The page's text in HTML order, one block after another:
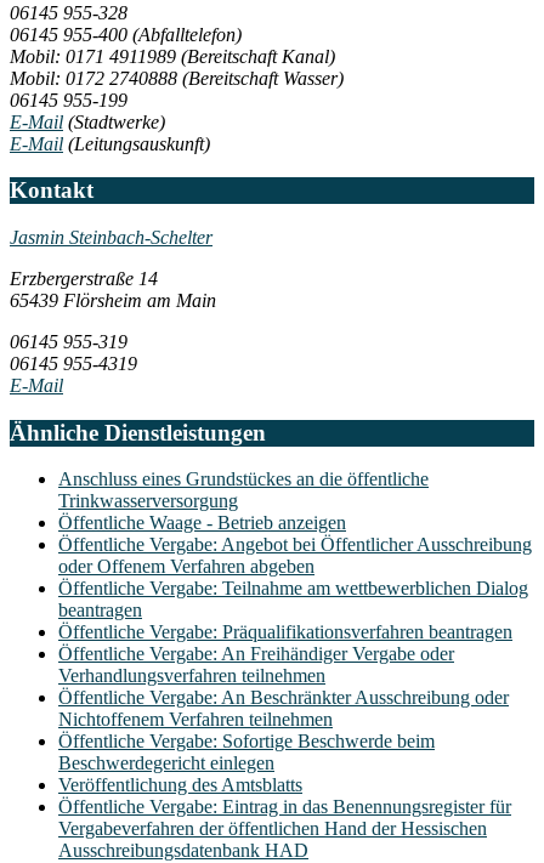
06145 955-328
06145 955-400 (Abfalltelefon)
Mobil: 0171 4911989 (Bereitschaft Kanal)
Mobil: 0172 2740888 (Bereitschaft Wasser)
06145 955-199
E-Mail (Stadtwerke)
E-Mail (Leitungsauskunft)
Kontakt
Jasmin Steinbach-Schelter
Erzbergerstraße 14
65439 Flörsheim am Main
06145 955-319
06145 955-4319
E-Mail
Ähnliche Dienstleistungen
Anschluss eines Grundstückes an die öffentliche
Trinkwasserversorgung
Öffentliche Waage - Betrieb anzeigen
Öffentliche Vergabe: Angebot bei Öffentlicher Ausschreibung
oder Offenem Verfahren abgeben
Öffentliche Vergabe: Teilnahme am wettbewerblichen Dialog
beantragen
Öffentliche Vergabe: Präqualifikationsverfahren beantragen
Öffentliche Vergabe: An Freihändiger Vergabe oder
Verhandlungsverfahren teilnehmen
Öffentliche Vergabe: An Beschränkter Ausschreibung oder
Nichtoffenem Verfahren teilnehmen
Öffentliche Vergabe: Sofortige Beschwerde beim
Beschwerdegericht einlegen
Veröffentlichung des Amtsblatts
Öffentliche Vergabe: Eintrag in das Benennungsregister für
Vergabeverfahren der öffentlichen Hand der Hessischen
Ausschreibungsdatenbank HAD